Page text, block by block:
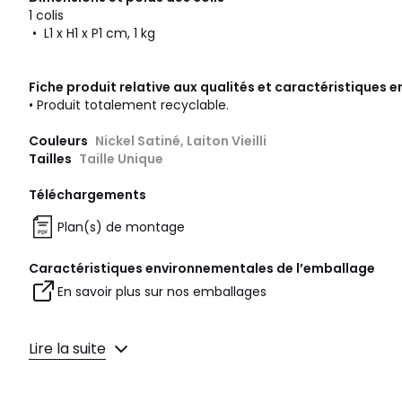
1 colis
• L1 x H1 x P1 cm, 1 kg
Fiche produit relative aux qualités et caractéristiques
• Produit totalement recyclable.
Couleurs Nickel Satiné, Laiton Vieilli
Tailles Taille Unique
Téléchargements
Plan(s) de montage
Caractéristiques environnementales de l’emballage
En savoir plus sur nos emballages
Lire la suite